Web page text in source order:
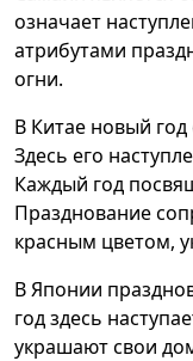
означает
атрибутами
огни.
В Китае новый
Здесь его
Каждый год
Празднование
красным цветом,
В Японии
год здесь
украшают свои